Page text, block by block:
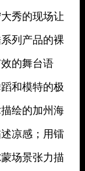
秀的现场让
列产品的裸
的舞台语
和模特的极
绘的加州海
凉感；用镭
场景张力描